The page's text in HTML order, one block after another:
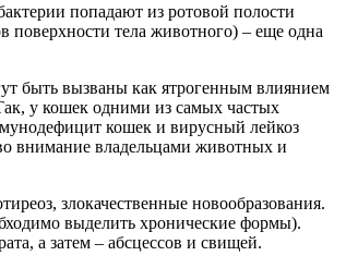
попадают из ротовой полости
поверхности тела животного) – еще одна
быть вызваны как ятрогенным влиянием
у кошек одними из самых частых
кошек и вирусный лейкоз
внимание владельцами животных и
злокачественные новообразования.
выделить хронические формы).
а затем – абсцессов и свищей.